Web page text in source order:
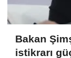
Bakan
istikrarı